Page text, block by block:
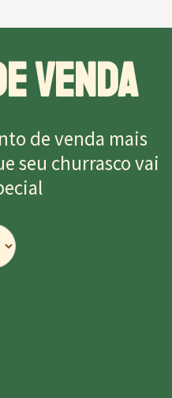
VENDA
de venda mais
seu churrasco vai